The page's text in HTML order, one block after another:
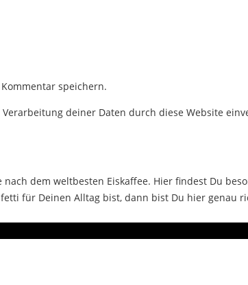
speichern.
deiner Daten durch diese Website
dem weltbesten Eiskaffee. Hier findest Du
für Deinen Alltag bist, dann bist Du hier genau